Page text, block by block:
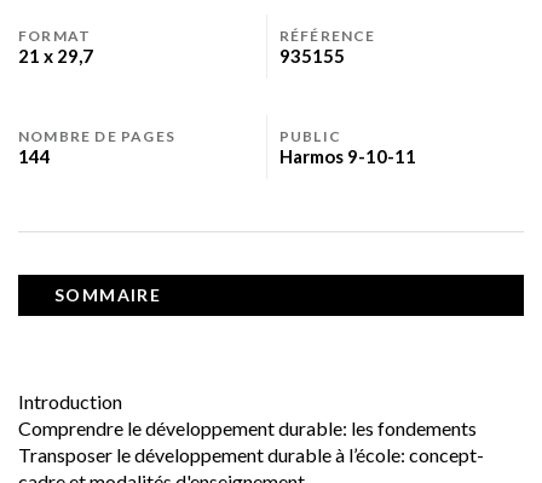
FORMAT
21 x 29,7
RÉFÉRENCE
935155
NOMBRE DE PAGES
144
PUBLIC
Harmos 9-10-11
SOMMAIRE
Introduction
Comprendre le développement durable: les fondements
Transposer le développement durable à l’école: concept-